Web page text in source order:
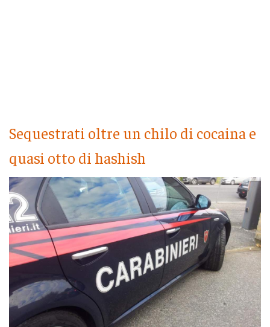
Sequestrati oltre un chilo di cocaina e
quasi otto di hashish